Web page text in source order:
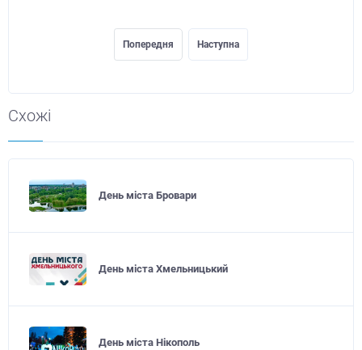
Попередня Наступна
Схожі
День міста Бровари
День міста Хмельницький
День міста Нікополь